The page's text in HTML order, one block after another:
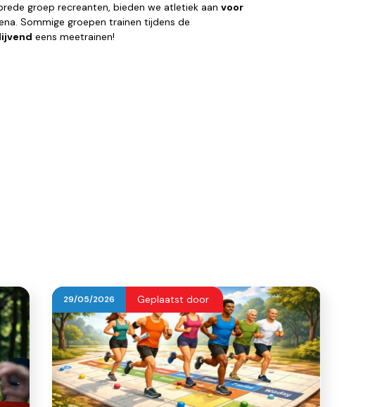
groep recreanten, bieden we atletiek aan voor
Sommige groepen trainen tijdens de
eens meetrainen!
29/05/2026 Geplaatst door